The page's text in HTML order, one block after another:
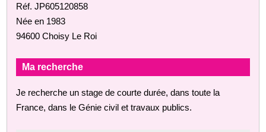
Réf. JP605120858
Née en 1983
94600 Choisy Le Roi
Ma recherche
Je recherche un stage de courte durée, dans toute la
France, dans le Génie civil et travaux publics.